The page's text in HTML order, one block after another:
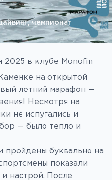
, чемпионат
в клубе Monofin
на открытой
летний марафон —
Несмотря на
не испугались и
— было тепло и
пройдены буквально на
показали
настрой. После